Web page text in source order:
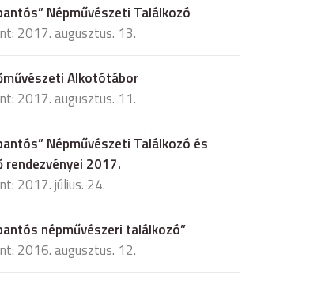
Népművészeti Találkozó
2017. augusztus. 13.
Alkotótábor
2017. augusztus. 11.
Népművészeti Találkozó és
rendezvényei 2017.
2017. július. 24.
népművészeri találkozó”
2016. augusztus. 12.